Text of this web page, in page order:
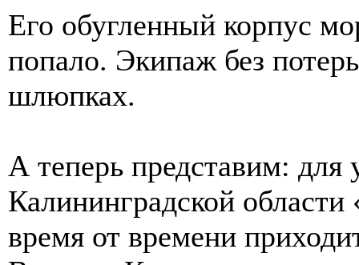
Его обугленный корпус
попало. Экипаж без
шлюпках.
А теперь представим: для
Калининградской
время от времени